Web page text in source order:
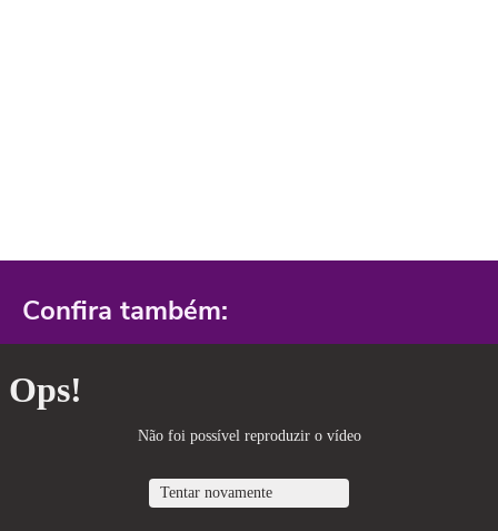
Confira também: